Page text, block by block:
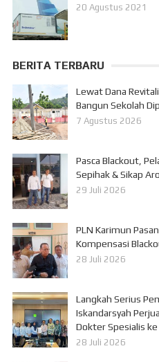
20 Agustus 2021
BERITA TERBARU
Lewat Dana
Bangun Sekolah
7 Agustus 2026
Pasca Blackout,
Sepihak & Sikap
29 Juli 2026
PLN Karimun
Kompensasi
28 Juli 2026
Langkah Serius
Iskandarsyah
Dokter Spesialis
28 Juli 2026